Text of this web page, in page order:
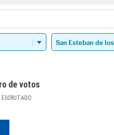
de votos
ESCRUTADO